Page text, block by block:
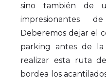
sino también de
impresionantes
Deberemos dejar el
parking antes de la
realizar esta ruta
bordea los